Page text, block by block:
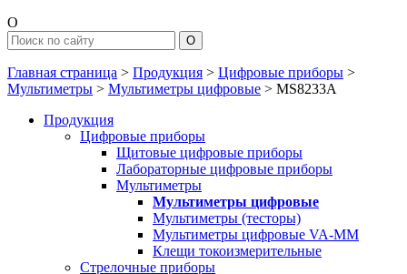
O
Главная страница > Продукция > Цифровые приборы >
Мультиметры > Мультиметры цифровые > MS8233A
Продукция
Цифровые приборы
Щитовые цифровые приборы
Лабораторные цифровые приборы
Мультиметры
Мультиметры цифровые
Мультиметры (тесторы)
Мультиметры цифровые VA-MM
Клещи токоизмерительные
Стрелочные приборы